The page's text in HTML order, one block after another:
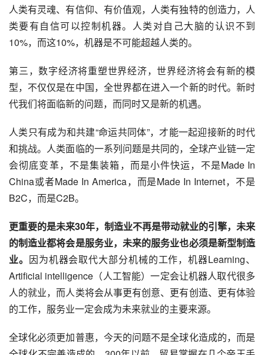
人类有灵魂、有信仰、有价值观，人类有独特的创造力，人
类要有自信可以控制机器。人类对自己大脑的认识不到
10%，而这10%，机器是不可能超越人类的。
第三，数字经济将重塑世界经济，世界经济将会有新的模
型，不仅仅是在中国，全世界都在进入一个新的时代。新时
代我们将面临新的问题，而同时又是新的机遇。
人类只有成为和共建“命运共同体”，才能一起迎接新的时代
和挑战。人类面临的一系列问题是共同的，全球产业链一定
会彻底变革，不是集装箱，而是小件快运，不是Made In
China或者Made In America，而是Made In Internet，不是
B2C，而是C2B。
更重要的是未来30年，制造业不再是带动就业的引擎，未来
的制造业都将会是服务业，未来的服务业也必须是新型制造
业。 因为机器会取代大部分机械的工作，机器Learning、
Artificial intelligence（人工智能）一定会让机器人取代很多
人的就业，而人类将会从事更有创意、更有创造、更有体验
的工作，服务业一定会成为未来就业的主要来源。
全球化必须更加普惠，今天的问题不是全球化造成的，而是